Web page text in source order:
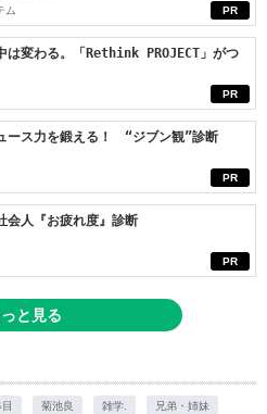
PR
ム
PR
は変わる。「Rethink PROJECT」がつ
PR
ース力を鍛える！ “ジブン観”診断
PR
会人『お疲れ度』診断
と見る
菊池良 雑学. 兄弟・姉妹